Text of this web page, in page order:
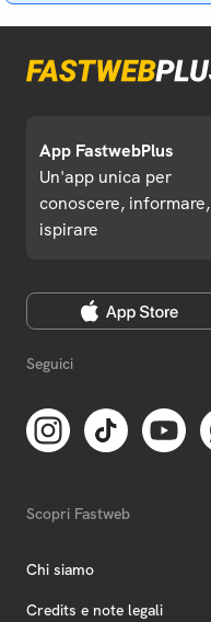
App FastwebPlus
Un'app unica per
conoscere, informare,
ispirare
Seguici
Scopri Fastweb
Chi siamo
Credits e note legali